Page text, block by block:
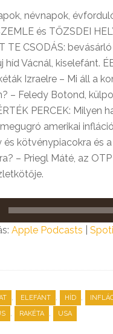
névnapok,
és TŐZSDEI
TE CSODÁS:
híd Vácnál, kiselefánt.
Izraelre – Mi áll a
– Feledy Botond,
PERCEK: Milyen
amerikai
és kötvénypiacokra és
– Priegl Máté, az
Apple Podcasts
, ELEFÁNT , HÍD ,
, RAKÉTA , USA